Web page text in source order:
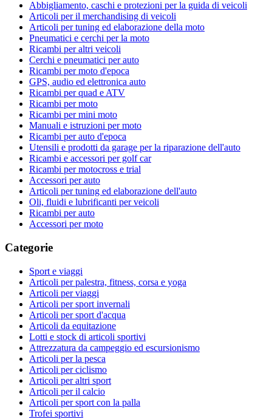
Abbigliamento, caschi e protezioni per la guida di veicoli
Articoli per il merchandising di veicoli
Articoli per tuning ed elaborazione della moto
Pneumatici e cerchi per la moto
Ricambi per altri veicoli
Cerchi e pneumatici per auto
Ricambi per moto d'epoca
GPS, audio ed elettronica auto
Ricambi per quad e ATV
Ricambi per moto
Ricambi per mini moto
Manuali e istruzioni per moto
Ricambi per auto d'epoca
Utensili e prodotti da garage per la riparazione dell'auto
Ricambi e accessori per golf car
Ricambi per motocross e trial
Accessori per auto
Articoli per tuning ed elaborazione dell'auto
Oli, fluidi e lubrificanti per veicoli
Ricambi per auto
Accessori per moto
Categorie
Sport e viaggi
Articoli per palestra, fitness, corsa e yoga
Articoli per viaggi
Articoli per sport invernali
Articoli per sport d'acqua
Articoli da equitazione
Lotti e stock di articoli sportivi
Attrezzatura da campeggio ed escursionismo
Articoli per la pesca
Articoli per ciclismo
Articoli per altri sport
Articoli per il calcio
Articoli per sport con la palla
Trofei sportivi